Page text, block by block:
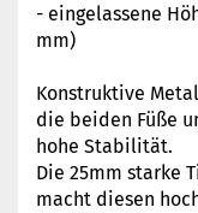
- eingelassene
mm)
Konstruktive
die beiden Füße
hohe Stabilität.
Die 25mm starke
macht diesen